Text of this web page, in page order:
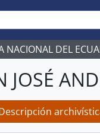
NACIONAL DEL
JOSÉ